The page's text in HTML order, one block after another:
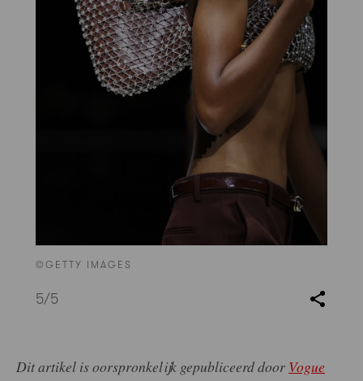
©GETTY IMAGES
5/5
Dit artikel is oorspronkelijk gepubliceerd door Vogue